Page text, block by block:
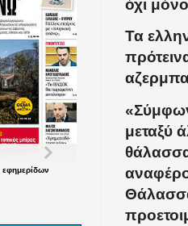
όχι
Τα
μεταξύ
εφημερίδων